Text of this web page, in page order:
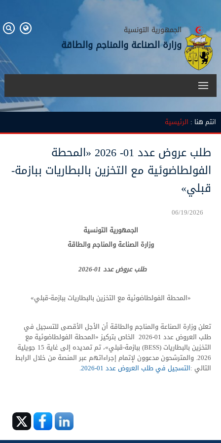
الجمهورية التونسية
وزارة الصناعة والمناجم والطاقة
انتم هنا : الرئيسية
طلب عروض عدد 01- 2026 «المحطة
الفولطاضوئية مع التخزين بالبطاريات ببازمة-
قبلي»
06/19/2026
الجمهورية التونسية
وزارة الصناعة والمناجم والطاقة
طلب عروض عدد 01-2026
«المحطة الفولطاضوئية مع التخزين بالبطاريات ببازمة-قبلي»
تعلن وزارة الصناعة والمناجم والطاقة أن الأجل الأقصى للتسجيل في
طلب العروض عدد 01-2026 الخاص بتركيز «المحطة الفولطاضوئية مع
التخزين بالبطاريات (BESS) ببازمة-قبلي»، تم تمديده إلى غاية 15 جويلية
2026. والمترشحون مدعوون لإتمام إجراءاتهم عبر المنصة من خلال الرابط
التالي :التسجيل في طلب العروض عدد 01-2026.